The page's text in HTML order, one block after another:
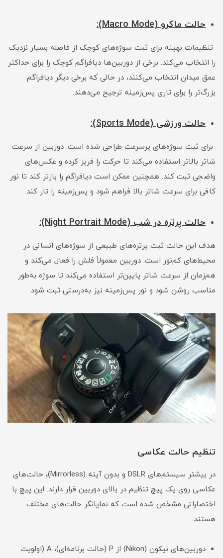
حالت ماکرو (Macro Mode):
تنظیمات بهینه برای ثبت سوژه‌های کوچک از فاصله بسیار نزدیک
را انتخاب می‌کند. برخی از دوربین‌ها دیافراگم کوچک را برای حداکثر
عمق میدان انتخاب می‌کنند، در حالی که برخی دیگر دیافراگم
بزرگ‌تر را برای تاری پس‌زمینه ترجیح می‌دهند.
حالت ورزشی (Sports Mode):
برای ثبت سوژه‌های پرسرعت طراحی شده است. دوربین از سرعت
شاتر بالاتر استفاده می‌کند تا حرکت را فریز کرده و عکس‌های
واضحی ثبت کند. همچنین ممکن است دیافراگم را بازتر کند تا نور
کافی برای سرعت شاتر بالا فراهم شود و پس‌زمینه را تار کند.
حالت پرتره در شب (Night Portrait Mode):
هدف این حالت ثبت پرتره‌های طبیعی از سوژه‌های انسانی در
محیط‌های کم‌نور است. دوربین معمولاً فلش را فعال می‌کند و
هم‌زمان از سرعت شاتر پایین‌تر استفاده می‌کند تا سوژه به‌طور
مناسب روشن شود و نور پس‌زمینه نیز به‌درستی ثبت شود.
تنظیم حالت عکاسی
در بیشتر سیستم‌های DSLR و بدون آینه (Mirrorless)، حالت‌های
عکاسی روی یک پیچ تنظیم در بالای دوربین قرار دارند. این پیچ با
اختصاراتی مشخص شده است که نمایانگر حالت‌های مختلف
هستند.
دوربین‌های نیکون (Nikon) از P (حالت برنامه‌ای)، A (اولویت